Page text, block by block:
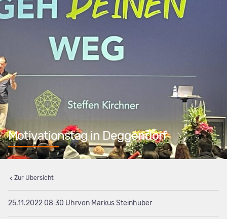
Motivationstag in Deggendorf
25.11.2022 08:30 von Markus Steinhuber
Zur Übersicht